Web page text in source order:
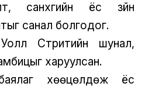
санхүүгийн ёс зүйн
санал болгодог.
Стритийн шунал,
харуулсан.
хөөцөлдөж ёс